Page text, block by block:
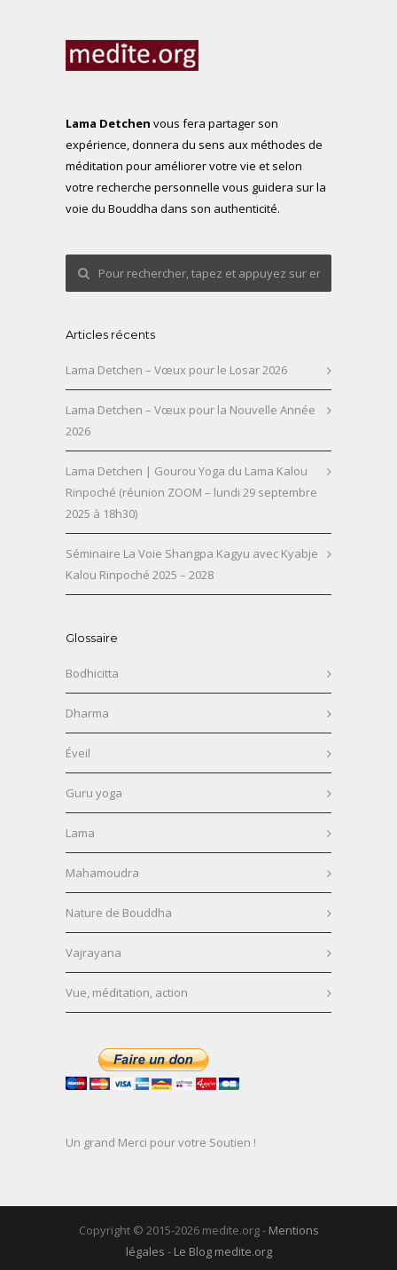
Lama Detchen vous fera partager son
expérience, donnera du sens aux méthodes de
méditation pour améliorer votre vie et selon
votre recherche personnelle vous guidera sur la
voie du Bouddha dans son authenticité.
Articles récents
Lama Detchen – Vœux pour le Losar 2026
Lama Detchen – Vœux pour la Nouvelle Année
2026
Lama Detchen | Gourou Yoga du Lama Kalou
Rinpoché (réunion ZOOM – lundi 29 septembre
2025 à 18h30)
Séminaire La Voie Shangpa Kagyu avec Kyabje
Kalou Rinpoché 2025 – 2028
Glossaire
Bodhicitta
Dharma
Éveil
Guru yoga
Lama
Mahamoudra
Nature de Bouddha
Vajrayana
Vue, méditation, action
Un grand Merci pour votre Soutien !
Copyright © 2015-2026 medite.org - Mentions
légales - Le Blog medite.org